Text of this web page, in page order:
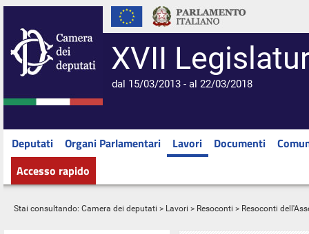
XVII
dal 15/03/2013 - al 22/03/2018
Deputati Organi Parlamentari Lavori Documenti
Accesso rapido
Stai consultando: Camera dei deputati > Lavori > Resoconti > Resoconti